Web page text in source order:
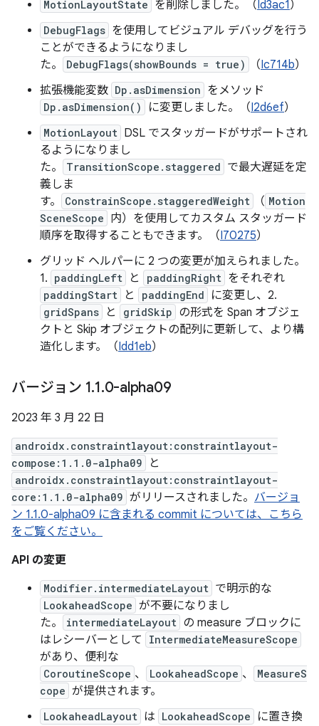
MotionLayoutState を削除しました。（Id3ac1）
DebugFlags を使用してビジュアル デバッグを行う
ことができるようになりまし
た。
DebugFlags(showBounds = true) （Ic714b）
拡張機能変数 Dp.asDimension をメソッド
Dp.asDimension() に変更しました。（I2d6ef）
MotionLayout DSL でスタッガードがサポートされ
るようになりまし
た。
TransitionScope.staggered で最大遅延を定
義しま
す。
ConstrainScope.staggeredWeight （ Motion
SceneScope 内）を使用してカスタム スタッガード
順序を取得することもできます。（I70275）
グリッド ヘルパーに 2 つの変更が加えられました。
1. paddingLeft と paddingRight をそれぞれ
paddingStart と paddingEnd に変更し、2.
gridSpans と gridSkip の形式を Span オブジェ
クトと Skip オブジェクトの配列に更新して、より構
造化します。（Idd1eb）
バージョン 1.1.0-alpha09
2023 年 3 月 22 日
androidx.constraintlayout:constraintlayout-
compose:1.1.0-alpha09
と
androidx.constraintlayout:constraintlayout-
core:1.1.0-alpha09 がリリースされました。 バージョ
ン 1.1.0-alpha09 に含まれる commit については、こちら
をご覧ください。
API の変更
Modifier.intermediateLayout で明示的な
LookaheadScope が不要になりまし
た。
intermediateLayout の measure ブロックに
はレシーバーとして
IntermediateMeasureScope
があり、便利な
CoroutineScope 、 LookaheadScope 、
MeasureS
cope が提供されます。
LookaheadLayout は LookaheadScope
に置き換